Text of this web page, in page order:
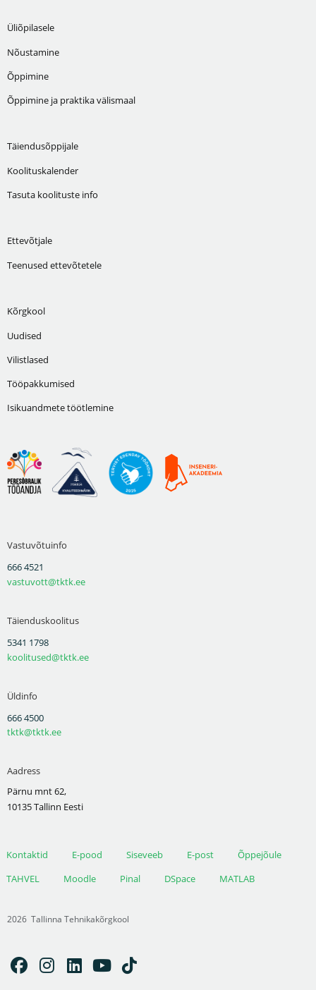
Üliõpilasele
Nõustamine
Õppimine
Õppimine ja praktika välismaal
Täiendusõppijale
Koolituskalender
Tasuta koolituste info
Ettevõtjale
Teenused ettevõtetele
Kõrgkool
Uudised
Vilistlased
Tööpakkumised
Isikuandmete töötlemine
Vastuvõtuinfo
666 4521
vastuvott@tktk.ee
Täienduskoolitus
5341 1798
koolitused@tktk.ee
Üldinfo
666 4500
tktk@tktk.ee
Aadress
Pärnu mnt 62,
10135 Tallinn Eesti
Kontaktid E-pood Siseveeb E-post
Õppejõule
TAHVEL
Moodle Pinal DSpace MATLAB
2026 Tallinna Tehnikakõrgkool